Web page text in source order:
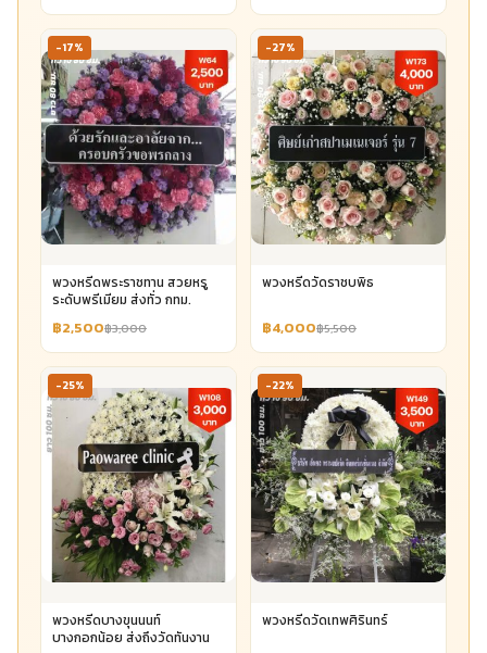
-17%
พวงหรีดพระราชทาน สวยหรู
ระดับพรีเมียม ส่งทั่ว กทม.
฿2,500฿3,000
-27%
พวงหรีดวัดราชบพิธ
฿4,000฿5,500
-25%
พวงหรีดบางขุนนนท์
บางกอกน้อย ส่งถึงวัดทันงาน
-22%
พวงหรีดวัดเทพศิรินทร์